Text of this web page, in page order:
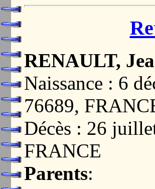
RENAULT,
Naissance : 6
76689,
Décès : 26
FRANCE
Parents: